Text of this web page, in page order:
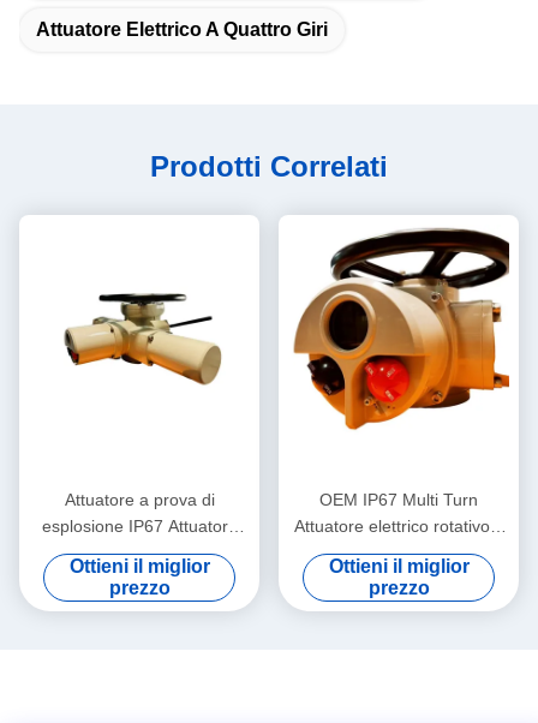
Attuatore Elettrico A Quattro Giri
Prodotti Correlati
Attuatore a prova di
esplosione IP67 Attuatore
elettrico a più giri con
protezione termica
Ottieni il miglior
prezzo
OEM IP67 Multi Turn
Attuatore elettrico rotativo a
prova di esplosione 150N.M
Ottieni il miglior
prezzo